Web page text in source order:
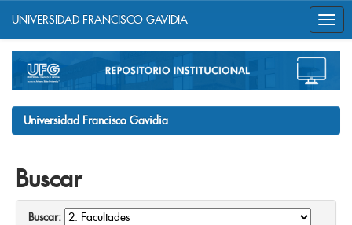
navigation
UNIVERSIDAD FRANCISCO GAVIDIA
Universidad Francisco Gavidia
Buscar
Buscar: